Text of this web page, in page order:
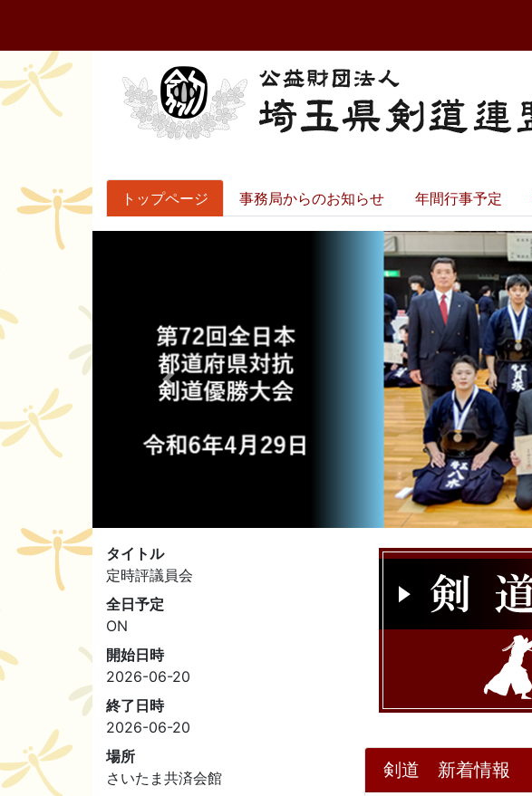
トップページ 事務局からのお知らせ 年間行事予定
Previous
タイトル
定時評議員会
全日予定
ON
開始日時
2026-06-20
終了日時
2026-06-20
場所
さいたま共済会館
剣道 新着情報